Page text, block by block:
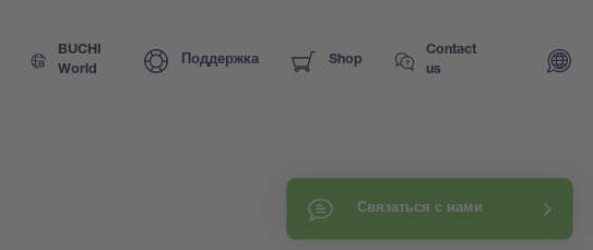
BUCHI
World
Поддержка Shop
Contact
us
Связаться с нами